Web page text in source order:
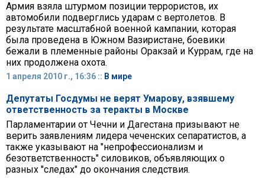
Армия взяла штурмом позиции террористов, их
автомобили подверглись ударам с вертолетов. В
результате масштабной военной кампании, которая
была проведена в Южном Вазиристане, боевики
бежали в племенные районы Оракзай и Куррам, где на
них продолжена охота.
1 апреля 2010 г., 16:36 :: В мире
Депутаты Госдумы не верят Умарову, взявшему
ответственность за теракты в Москве
Парламентарии от Чечни и Дагестана призывают не
верить заявлениям лидера чеченских сепаратистов, а
также указывают на "непрофессионализм и
безответственность" силовиков, объявляющих о
разных "следах" до окончания следствия.